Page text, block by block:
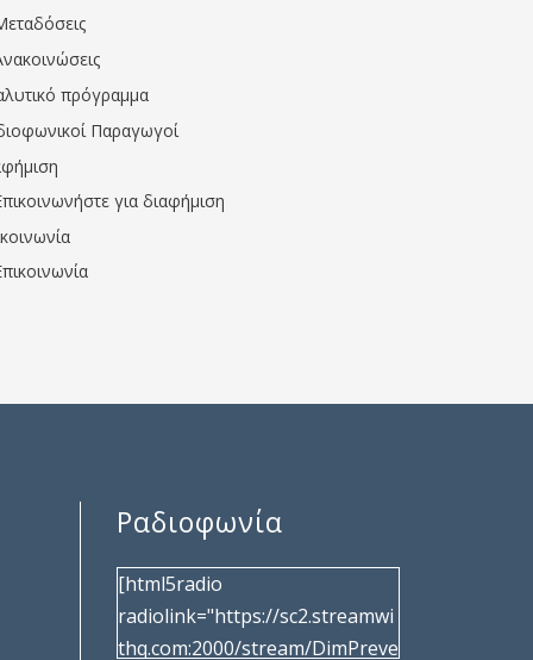
πρόγραμμα
Παραγωγοί
για διαφήμιση
Ραδιοφωνία
[html5radio
radiolink="https://sc2.streamwi
thq.com:2000/stream/DimPreve